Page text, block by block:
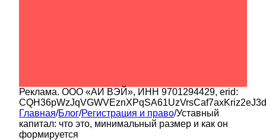
Реклама. ООО «АИ ВЭЙ», ИНН 9701294429, erid:
Главная/Блог/Регистрация и право/Уставный
капитал: что это, минимальный размер и как он
формируется